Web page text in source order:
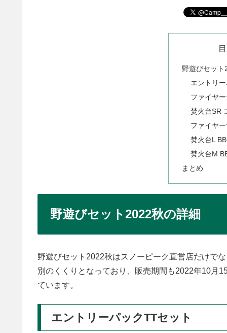
野遊びセッ
エントリ
ファイヤ
焚火台SR
ファイヤ
焚火台L
焚火台M
まとめ
野遊びセット2022秋の詳細
野遊びセット2022秋はスノーピーク直営店だけで
別のくくりとなっており、販売期間も2022年10月
ています。
エントリーパックTTセット